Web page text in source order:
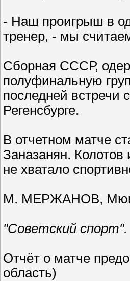
- Наш проигрыш в
тренер, - мы
Сборная СССР,
полуфинальную
последней встречи
Регенсбурге.
В отчетном матче
Заназанян.
не хватало
М. МЕРЖАНОВ,
"Советский спорт".
Отчёт о матче
область)